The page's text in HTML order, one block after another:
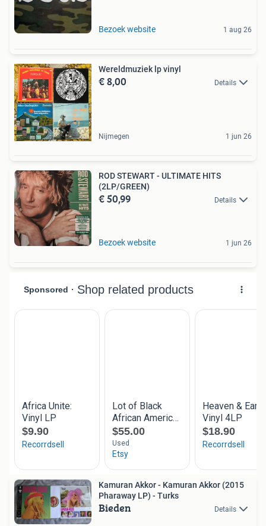
Bezoek website 1 aug 26
Wereldmuziek lp vinyl
€ 8,00 Details
Nijmegen 1 jun 26
ROD STEWART - ULTIMATE HITS
(2LP/GREEN)
€ 50,99 Details
Bezoek website 1 jun 26
Kamuran Akkor - Kamuran Akkor (2015
Pharaway LP) - Turks
Bieden Details